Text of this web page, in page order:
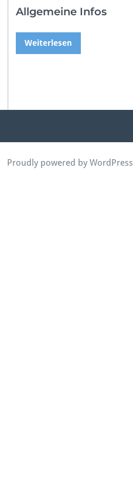
Allgemeine Infos
Weiterlesen
Proudly powered by WordPress